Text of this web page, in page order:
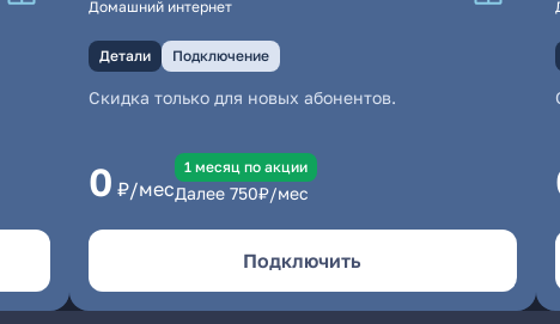
Домашний интернет
Детали Подключение
Скидка только для новых абонентов.
0 ₽/мес
1 месяц по акции
Далее 750₽/мес
Подключить